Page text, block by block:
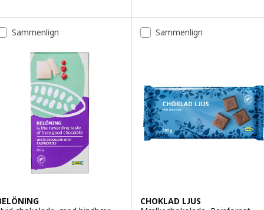
Sammenlign Sammenlign
CHOKLAD LJUS